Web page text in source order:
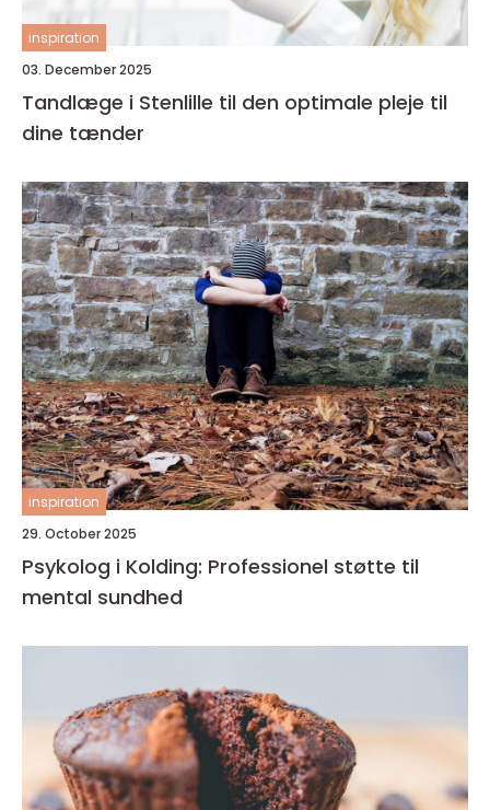
inspiration
03. December 2025
Tandlæge i Stenlille til den optimale pleje til
dine tænder
inspiration
29. October 2025
Psykolog i Kolding: Professionel støtte til
mental sundhed